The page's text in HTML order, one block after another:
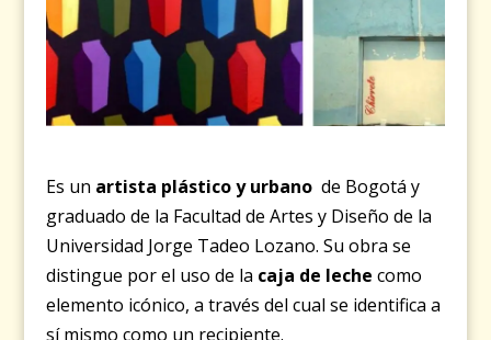
Es un artista plástico y urbano de Bogotá y
graduado de la Facultad de Artes y Diseño de la
Universidad Jorge Tadeo Lozano. Su obra se
distingue por el uso de la caja de leche como
elemento icónico, a través del cual se identifica a
sí mismo como un recipiente.